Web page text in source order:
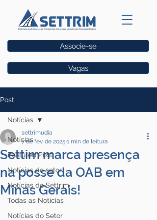
Associe-se
Vagas
Post
Notícias
Featured Post
Notícias do setor
Notícias do Settrim
Todas as Notícias
Notícias do Setor
Notícias
Settim marca presença
na posse da OAB em
Minas Gerais!
settrimudia
7 de fev. de 2025 1 min de leitura